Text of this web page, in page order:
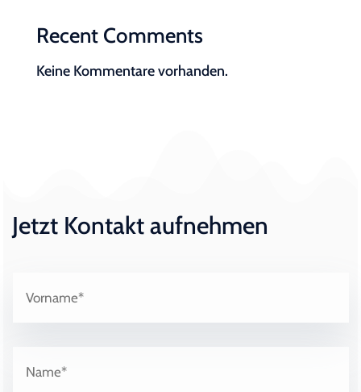
Recent Comments
Keine Kommentare vorhanden.
Jetzt Kontakt aufnehmen